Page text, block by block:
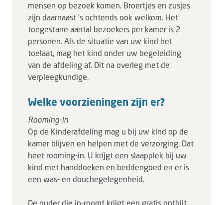
mensen op bezoek komen. Broertjes en zusjes
zijn daarnaast ’s ochtends ook welkom. Het
toegestane aantal bezoekers per kamer is 2
personen. Als de situatie van uw kind het
toelaat, mag het kind onder uw begeleiding
van de afdeling af. Dit na overleg met de
verpleegkundige.
Welke voorzieningen zijn er?
Rooming-in
Op de Kinderafdeling mag u bij uw kind op de
kamer blijven en helpen met de verzorging. Dat
heet rooming-in. U krijgt een slaapplek bij uw
kind met handdoeken en beddengoed en er is
een was- en douchegelegenheid.
De ouder die in-roomt krijgt een gratis ontbijt